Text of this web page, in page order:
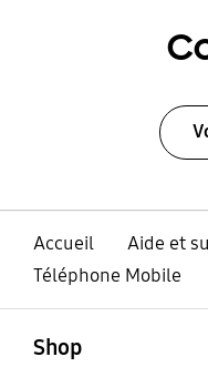
Accueil
Aide et
Téléphone Mobile
Shop